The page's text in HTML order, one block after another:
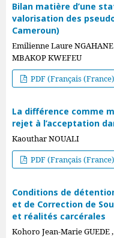
Bilan matière d’une
valorisation des
Cameroun)
Emilienne Laure
MBAKOP KWEFEU
PDF (Français
La différence comme
rejet à l’acceptation
Kaouthar NOUALI
PDF (Français
Conditions de
et de Correction de
et réalités carcérales
Kohoro Jean-Marie